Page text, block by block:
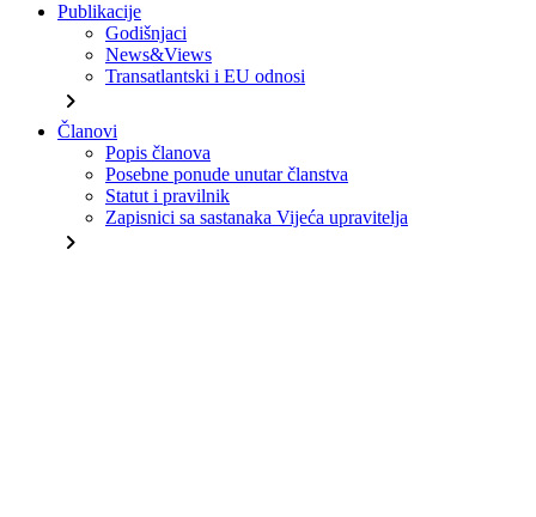
Publikacije
Godišnjaci
News&Views
Transatlantski i EU odnosi
chevron_right
Članovi
Popis članova
Posebne ponude unutar članstva
Statut i pravilnik
Zapisnici sa sastanaka Vijeća upravitelja
chevron_right